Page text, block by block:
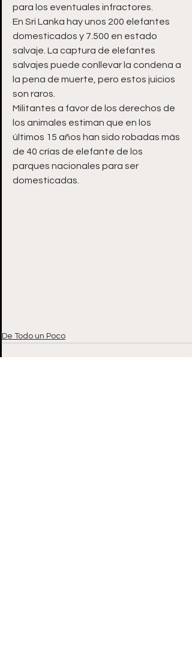
para los eventuales infractores.
En Sri Lanka hay unos 200 elefantes
domesticados y 7.500 en estado
salvaje. La captura de elefantes
salvajes puede conllevar la condena a
la pena de muerte, pero estos juicios
son raros.
Militantes a favor de los derechos de
los animales estiman que en los
últimos 15 años han sido robadas más
de 40 crías de elefante de los
parques nacionales para ser
domesticadas.
De Todo un Poco